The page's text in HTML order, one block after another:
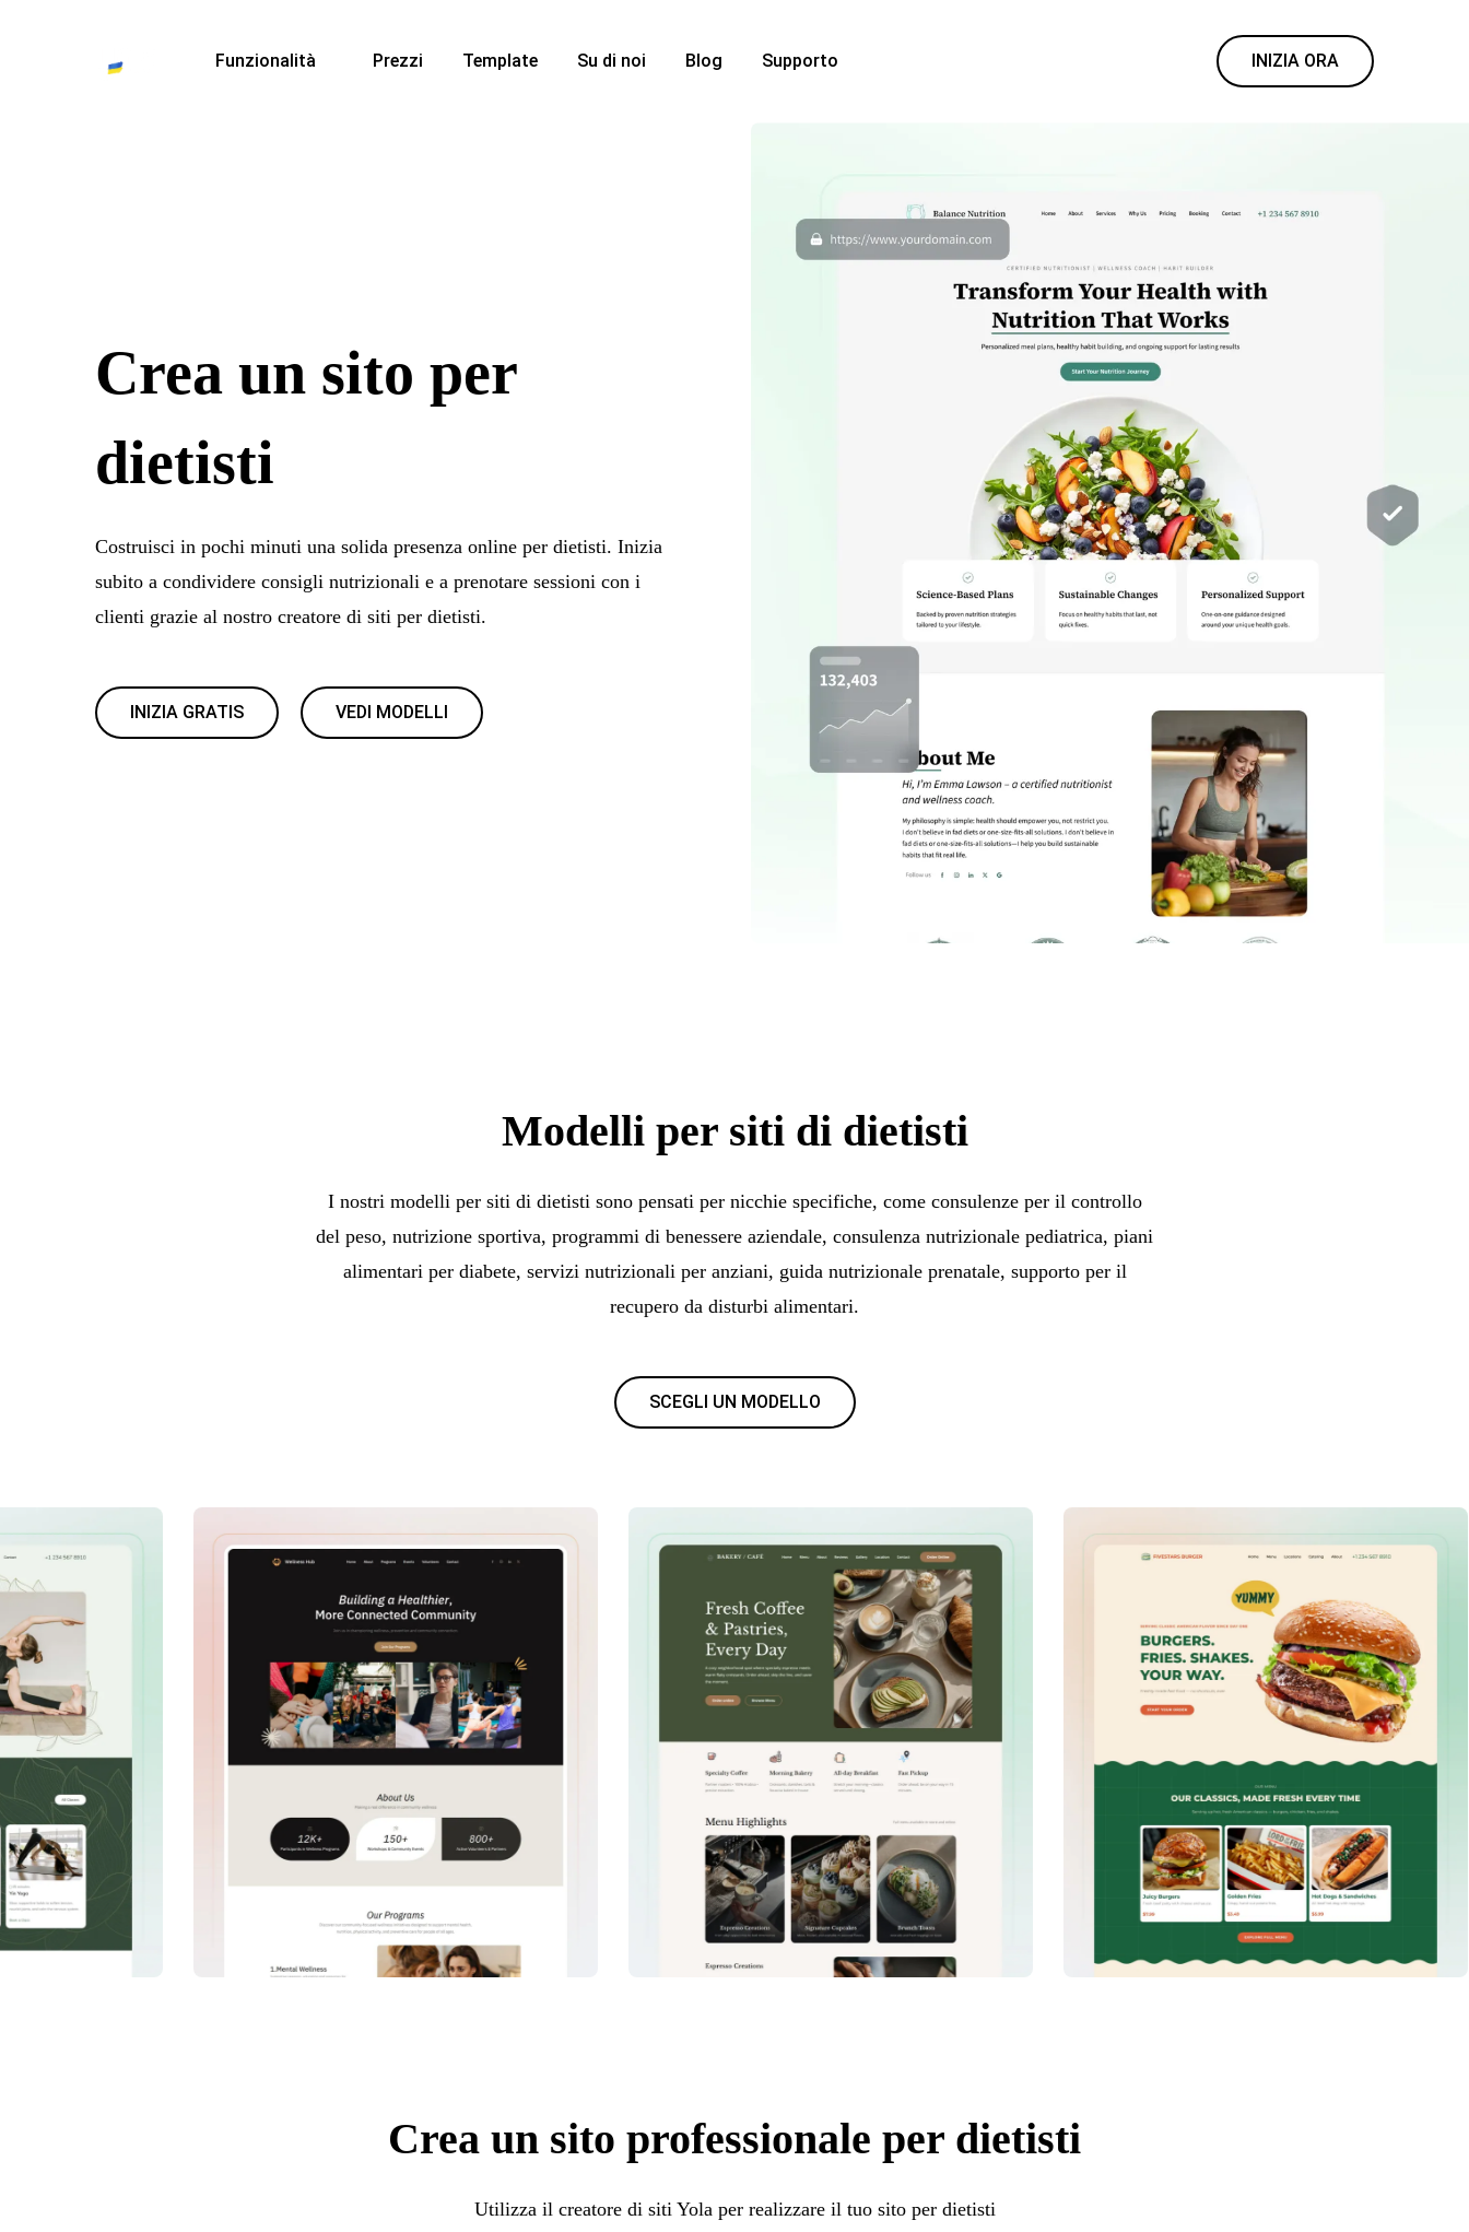
Funzionalità Prezzi Template Su di noi Blog Supporto INIZIA ORA
Crea un sito per
dietisti
Costruisci in pochi minuti una solida presenza online per dietisti. Inizia
subito a condividere consigli nutrizionali e a prenotare sessioni con i
clienti grazie al nostro creatore di siti per dietisti.
INIZIA GRATIS VEDI MODELLI
Modelli per siti di dietisti
I nostri modelli per siti di dietisti sono pensati per nicchie specifiche, come consulenze per il controllo
del peso, nutrizione sportiva, programmi di benessere aziendale, consulenza nutrizionale pediatrica, piani
alimentari per diabete, servizi nutrizionali per anziani, guida nutrizionale prenatale, supporto per il
recupero da disturbi alimentari.
SCEGLI UN MODELLO
Crea un sito professionale per dietisti
Utilizza il creatore di siti Yola per realizzare il tuo sito per dietisti